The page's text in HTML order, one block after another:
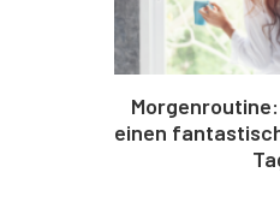
einen